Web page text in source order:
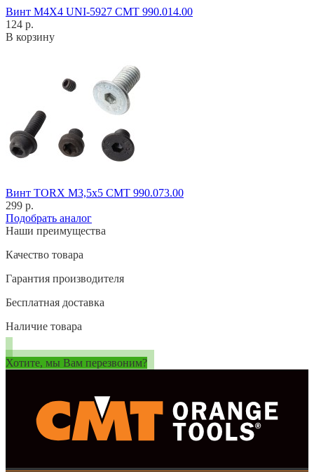
Винт M4X4 UNI-5927 CMT 990.014.00
124 р.
В корзину
Винт TORX M3,5x5 CMT 990.073.00
299 р.
Подобрать аналог
Наши преимущества
Качество товара
Гарантия производителя
Бесплатная доставка
Наличие товара
Хотите, мы Вам перезвоним?